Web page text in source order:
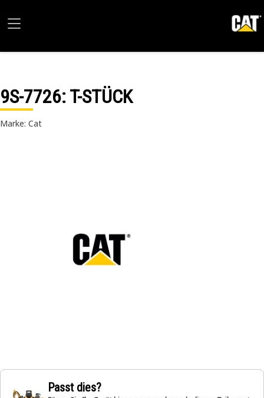
9S-7726: T-STÜCK
Marke: Cat
Passt dies?